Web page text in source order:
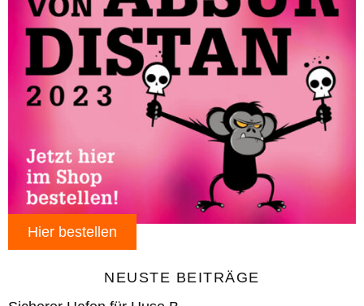
Hier bestellen
NEUSTE BEITRÄGE